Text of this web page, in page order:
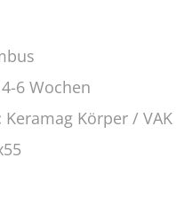
4-6 Wochen
Keramag Körper /